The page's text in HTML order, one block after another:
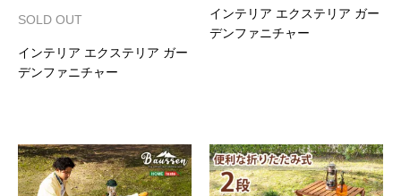
SOLD OUT
インテリア エクステリア ガー
デンファニチャー
インテリア エクステリア ガー
デンファニチャー